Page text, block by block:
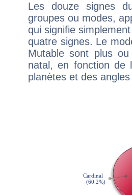
Les douze signes
groupes ou modes,
qui signifie
quatre signes. Le
Mutable sont plus
natal, en fonction de
planètes et des